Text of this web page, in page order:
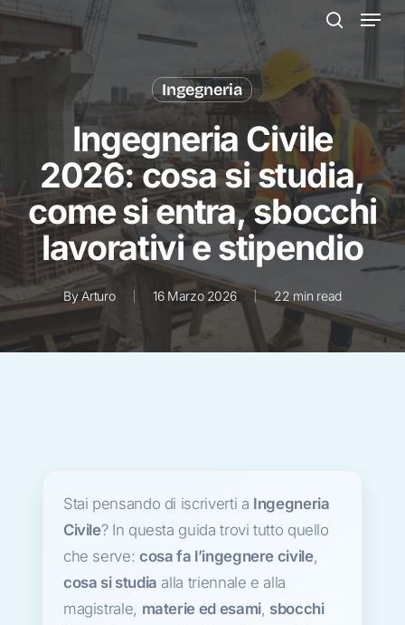
Skip
main
Menu
Ingegneria
Ingegneria Civile
2026: cosa si studia,
come si entra, sbocchi
lavorativi e stipendio
By Arturo 16 Marzo 2026 22 min read
Stai pensando di iscriverti a Ingegneria
Civile? In questa guida trovi tutto quello
che serve: cosa fa l’ingegnere civile,
cosa si studia alla triennale e alla
magistrale, materie ed esami, sbocchi